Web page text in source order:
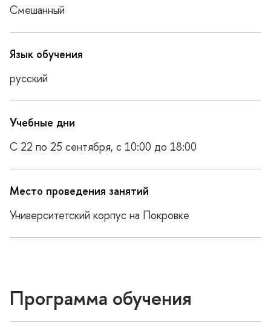
Смешанный
Язык обучения
русский
Учебные дни
С 22 по 25 сентября, с 10:00 до 18:00
Место проведения занятий
Университетский корпус на Покровке
Программа обучения